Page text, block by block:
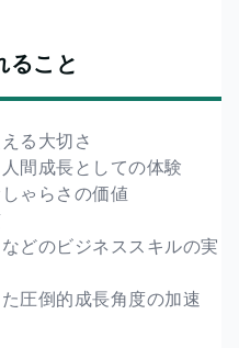
こと
る大切さ
間成長としての体験
ゃらさの価値
どのビジネススキルの実
圧倒的成長角度の加速